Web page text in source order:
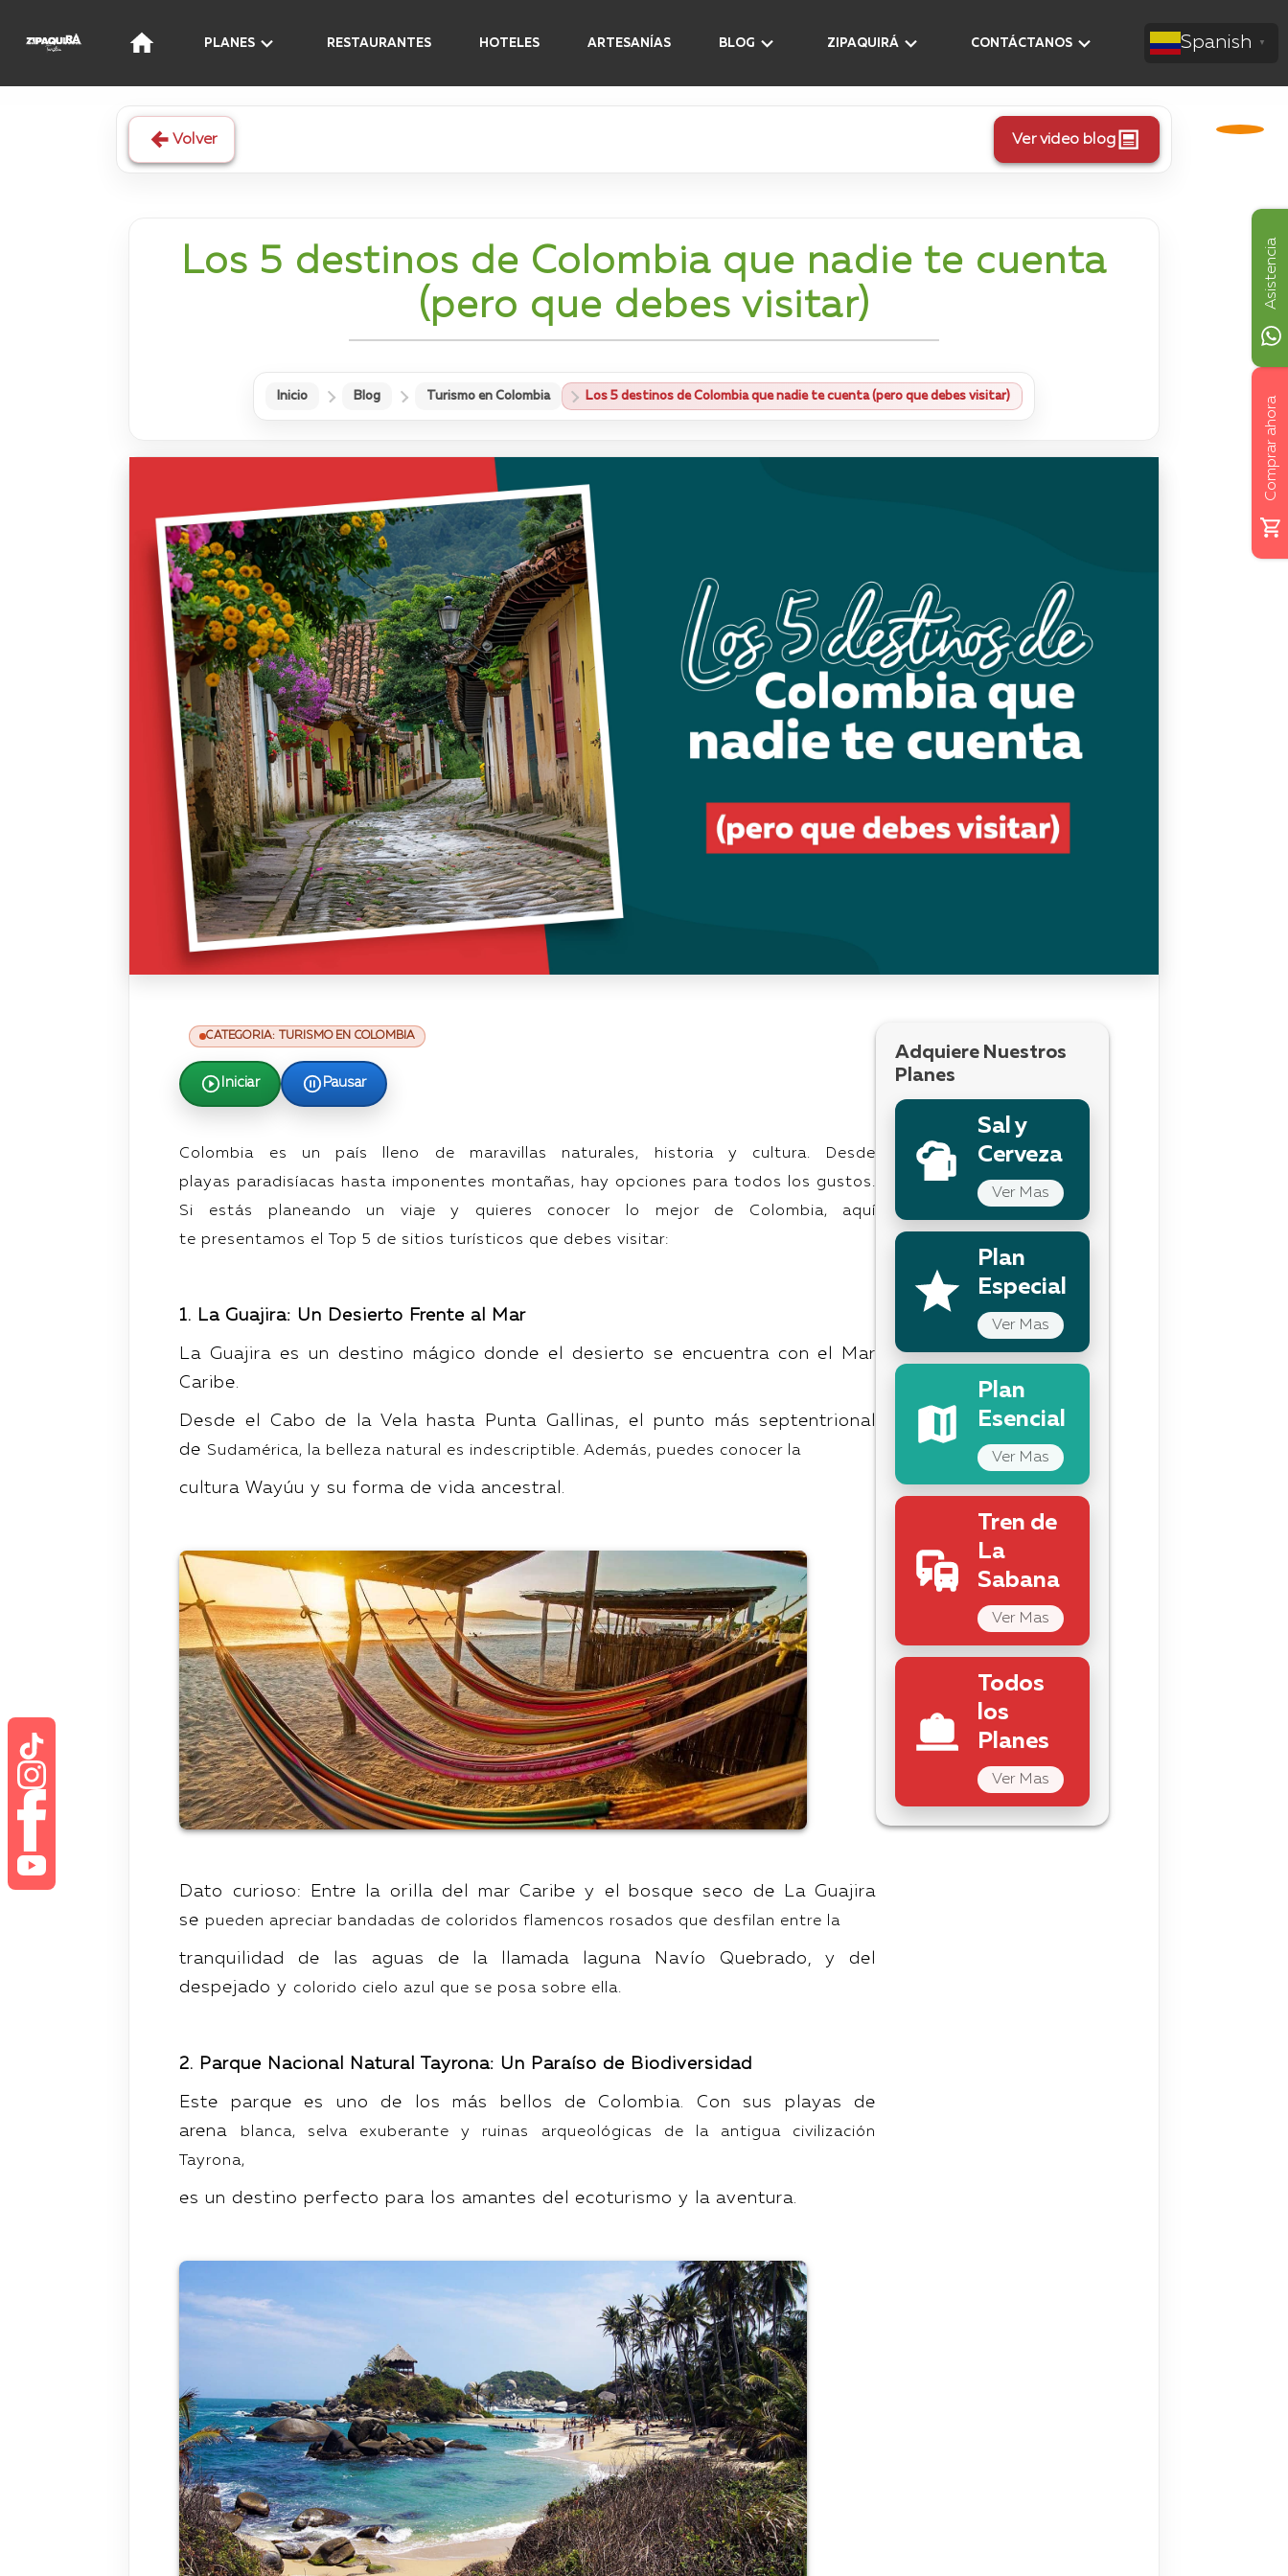
PLANES RESTAURANTES HOTELES ARTESANÍAS BLOG ZIPAQUIRÁ CONTÁCTANOS Spanish ▼
Volver Ver video blog
Los 5 destinos de Colombia que nadie te cuenta
(pero que debes visitar)
Inicio Blog Turismo en Colombia Los 5 destinos de Colombia que nadie te cuenta (pero que debes visitar)
CATEGORIA: TURISMO EN COLOMBIA
Iniciar Pausar
Colombia es un país lleno de maravillas naturales, historia y cultura. Desde
playas paradisíacas hasta imponentes montañas, hay opciones para todos los gustos.
Si estás planeando un viaje y quieres conocer lo mejor de Colombia, aquí
te presentamos el Top 5 de sitios turísticos que debes visitar:
1. La Guajira: Un Desierto Frente al Mar
La Guajira es un destino mágico donde el desierto se encuentra con el Mar
Caribe.
Desde el Cabo de la Vela hasta Punta Gallinas, el punto más septentrional
de Sudamérica, la belleza natural es indescriptible. Además, puedes conocer la
cultura Wayúu y su forma de vida ancestral.
Dato curioso: Entre la orilla del mar Caribe y el bosque seco de La Guajira
se pueden apreciar bandadas de coloridos flamencos rosados que desfilan entre la
tranquilidad de las aguas de la llamada laguna Navío Quebrado, y del
despejado y colorido cielo azul que se posa sobre ella.
2. Parque Nacional Natural Tayrona: Un Paraíso de Biodiversidad
Este parque es uno de los más bellos de Colombia. Con sus playas de
arena
blanca, selva exuberante y ruinas arqueológicas de la antigua civilización
Tayrona,
es un destino perfecto para los amantes del ecoturismo y la aventura.
Adquiere Nuestros
Planes
Sal y
Cerveza
Ver Mas
Plan
Especial
Ver Mas
Plan
Esencial
Ver Mas
Tren de
La
Sabana
Ver Mas
Todos
los
Planes
Ver Mas
Comprar ahora
Asistencia